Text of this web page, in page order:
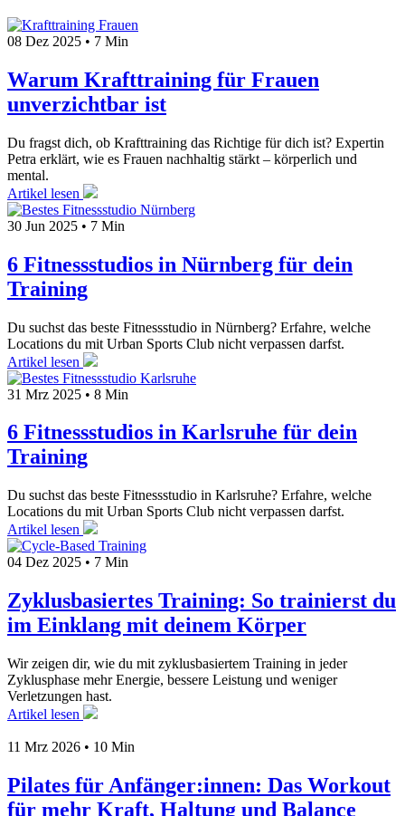
08 Dez 2025 • 7 Min
Warum Krafttraining für Frauen
unverzichtbar ist
Du fragst dich, ob Krafttraining das Richtige für dich ist? Expertin
Petra erklärt, wie es Frauen nachhaltig stärkt – körperlich und
mental.
Artikel lesen
30 Jun 2025 • 7 Min
6 Fitnessstudios in Nürnberg für dein
Training
Du suchst das beste Fitnessstudio in Nürnberg? Erfahre, welche
Locations du mit Urban Sports Club nicht verpassen darfst.
Artikel lesen
31 Mrz 2025 • 8 Min
6 Fitnessstudios in Karlsruhe für dein
Training
Du suchst das beste Fitnessstudio in Karlsruhe? Erfahre, welche
Locations du mit Urban Sports Club nicht verpassen darfst.
Artikel lesen
04 Dez 2025 • 7 Min
Zyklusbasiertes Training: So trainierst du
im Einklang mit deinem Körper
Wir zeigen dir, wie du mit zyklusbasiertem Training in jeder
Zyklusphase mehr Energie, bessere Leistung und weniger
Verletzungen hast.
Artikel lesen
11 Mrz 2026 • 10 Min
Pilates für Anfänger:innen: Das Workout
für mehr Kraft, Haltung und Balance